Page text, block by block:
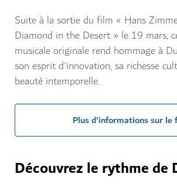
Suite à la sortie du film « Hans
Diamond in the Desert » le 19 mars,
musicale originale rend hommage à
son esprit d'innovation, sa richesse
beauté intemporelle.
Plus d'informations sur le
Découvrez le rythme de